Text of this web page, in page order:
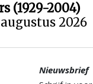
(1929-2004)
2026
Nieuwsbrief